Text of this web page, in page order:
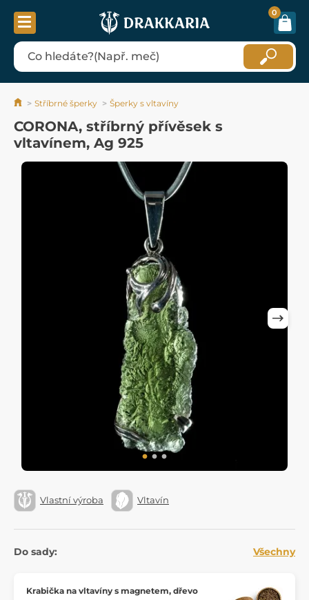
0
Stříbrné šperky Šperky s vltavíny
CORONA, stříbrný přívěsek s
vltavínem, Ag 925
Vlastní výroba Vltavín
Do sady: Všechny
Krabička na vltavíny s magnetem, dřevo